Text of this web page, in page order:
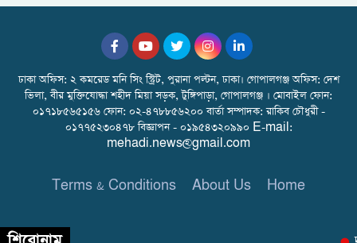
ঢাকা অফিস: ২ কমরেড মনি সিং স্ট্রিট, পুরানা পল্টন, ঢাকা। গোপালগঞ্জ অফিস: দেশ
ভিলা, বীর মুক্তিযোদ্ধা শহীদ মিয়া সড়ক, টুঙ্গিপাড়া, গোপালগঞ্জ । মোবাইল ফোন:
০১৭১৮৫৬৫১৫৬ ফোন: ০২-৪৭৮৮৫৬২০০ বার্তা সম্পাদক: রাকিব চৌধুরী -
০১৭৭৫২৩০৪৭৮ বিজ্ঞাপন - ০১৯৫৪৩২০৯৯০ E-mail:
mehadi.news@gmail.com
Terms & Conditions About Us Home